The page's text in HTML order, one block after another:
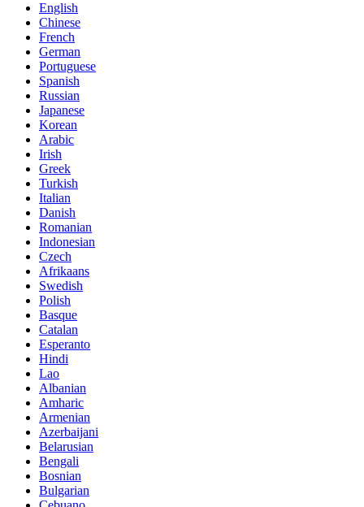
English
Chinese
French
German
Portuguese
Spanish
Russian
Japanese
Korean
Arabic
Irish
Greek
Turkish
Italian
Danish
Romanian
Indonesian
Czech
Afrikaans
Swedish
Polish
Basque
Catalan
Esperanto
Hindi
Lao
Albanian
Amharic
Armenian
Azerbaijani
Belarusian
Bengali
Bosnian
Bulgarian